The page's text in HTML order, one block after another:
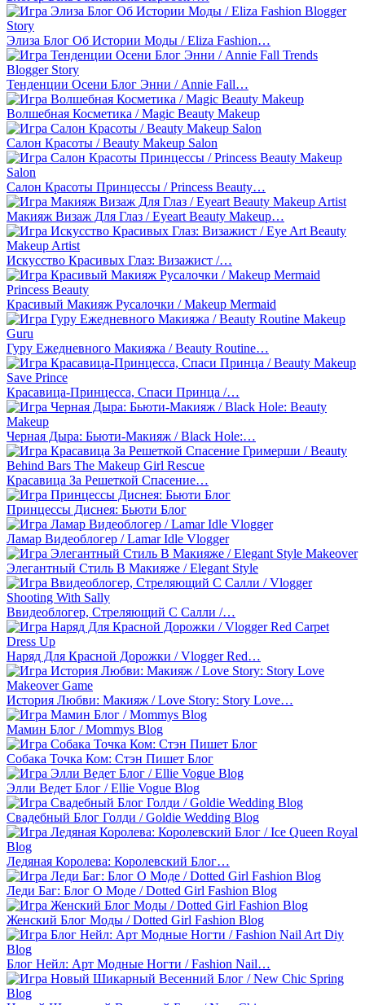
Элиза Блог Об Истории Моды / Eliza Fashion…
Тенденции Осени Блог Энни / Annie Fall…
Волшебная Косметика / Magic Beauty Makeup
Салон Красоты / Beauty Makeup Salon
Салон Красоты Принцессы / Princess Beauty…
Макияж Визаж Для Глаз / Eyeart Beauty Makeup…
Искусство Красивых Глаз: Визажист /…
Красивый Макияж Русалочки / Makeup Mermaid
Гуру Ежедневного Макияжа / Beauty Routine…
Красавица-Принцесса, Спаси Принца /…
Черная Дыра: Бьюти-Макияж / Black Hole:…
Красавица За Решеткой Спасение…
Принцессы Диснея: Бьюти Блог
Ламар Видеоблогер / Lamar Idle Vlogger
Элегантный Стиль В Макияже / Elegant Style
Ввидеоблогер, Стреляющий С Салли /…
Наряд Для Красной Дорожки / Vlogger Red…
История Любви: Макияж / Love Story: Story Love…
Мамин Блог / Mommys Blog
Собака Точка Ком: Стэн Пишет Блог
Элли Ведет Блог / Ellie Vogue Blog
Свадебный Блог Голди / Goldie Wedding Blog
Ледяная Королева: Королевский Блог…
Леди Баг: Блог О Моде / Dotted Girl Fashion Blog
Женский Блог Моды / Dotted Girl Fashion Blog
Блог Нейл: Арт Модные Ногти / Fashion Nail…